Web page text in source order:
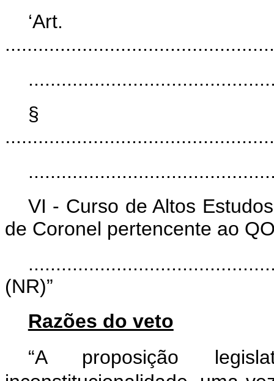
§
VI - Curso de Altos
de Coronel pertencente ao
(NR)”
Razões do veto
“A proposição